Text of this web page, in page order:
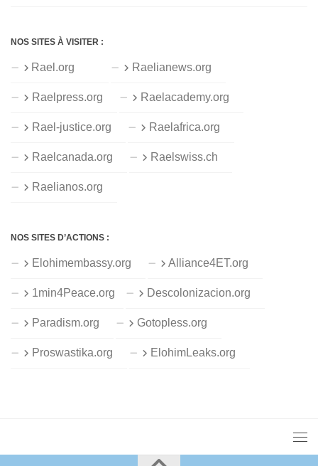
NOS SITES À VISITER :
Rael.org Raelianews.org
Raelpress.org Raelacademy.org
Rael-justice.org Raelafrica.org
Raelcanada.org Raelswiss.ch
Raelianos.org
NOS SITES D’ACTIONS :
Elohimembassy.org Alliance4ET.org
1min4Peace.org Descolonizacion.org
Paradism.org Gotopless.org
Proswastika.org ElohimLeaks.org